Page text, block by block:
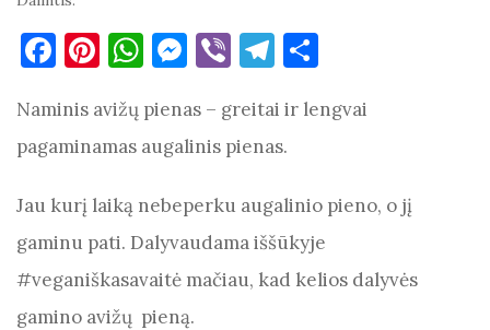
F
c
e
o
o
k
Pi
er
es
t
W
at
s
A
p
p
M
se
n
er
Vi
er
T
e
gr
a
m
ar
Naminis avižų pienas – greitai ir lengvai
pagaminamas augalinis pienas.
Jau kurį laiką nebeperku augalinio pieno, o jį
gaminu pati. Dalyvaudama iššūkyje
#veganiškasavaitė mačiau, kad kelios dalyvės
gamino avižų pieną.